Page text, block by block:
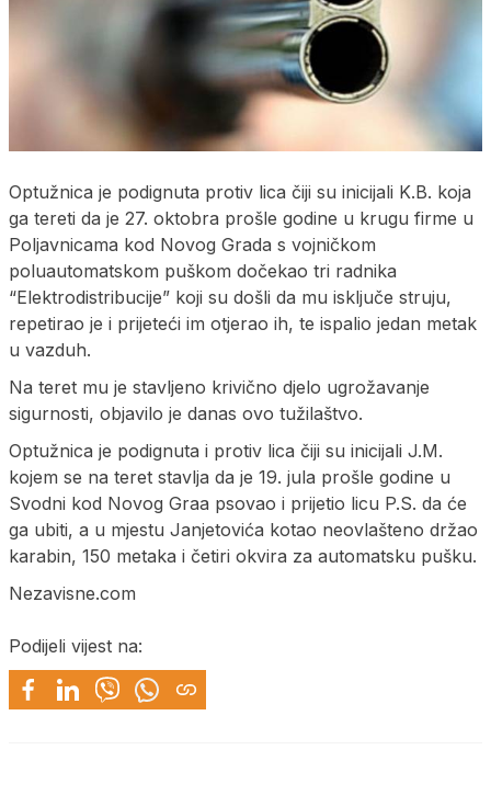
Optužnica je podignuta protiv lica čiji su inicijali K.B. koja
ga tereti da je 27. oktobra prošle godine u krugu firme u
Poljavnicama kod Novog Grada s vojničkom
poluautomatskom puškom dočekao tri radnika
“Elektrodistribucije” koji su došli da mu isključe struju,
repetirao je i prijeteći im otjerao ih, te ispalio jedan metak
u vazduh.
Na teret mu je stavljeno krivično djelo ugrožavanje
sigurnosti, objavilo je danas ovo tužilaštvo.
Optužnica je podignuta i protiv lica čiji su inicijali J.M.
kojem se na teret stavlja da je 19. jula prošle godine u
Svodni kod Novog Graa psovao i prijetio licu P.S. da će
ga ubiti, a u mjestu Janjetovića kotao neovlašteno držao
karabin, 150 metaka i četiri okvira za automatsku pušku.
Nezavisne.com
Podijeli vijest na: